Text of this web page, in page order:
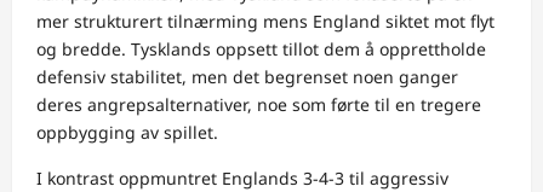
mer strukturert tilnærming mens England siktet mot flyt
og bredde. Tysklands oppsett tillot dem å opprettholde
defensiv stabilitet, men det begrenset noen ganger
deres angrepsalternativer, noe som førte til en tregere
oppbygging av spillet.
I kontrast oppmuntret Englands 3-4-3 til aggressiv